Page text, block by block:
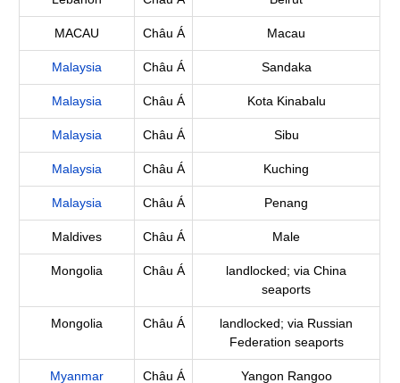
MACAU Châu Á Macau
Malaysia Châu Á Sandaka
Malaysia Châu Á Kota Kinabalu
Malaysia Châu Á Sibu
Malaysia Châu Á Kuching
Malaysia Châu Á Penang
Maldives Châu Á Male
Mongolia Châu Á
landlocked; via China
seaports
Mongolia Châu Á
landlocked; via Russian
Federation seaports
Myanmar Châu Á Yangon Rangoo